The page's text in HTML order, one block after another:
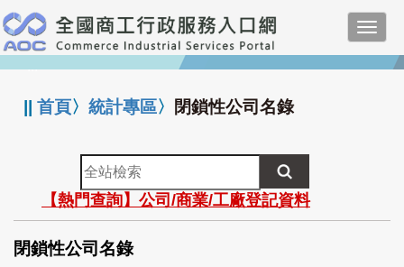
跳
到
主
要
:::
||首頁〉統計專區〉 閉鎖性公司名錄
全
站
檢
索
【熱門查詢】公司/商業/工廠登記資料
閉鎖性公司名錄